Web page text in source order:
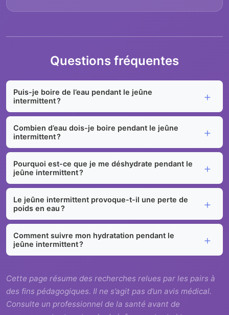
Questions fréquentes
Puis-je boire de l’eau pendant le jeûne
intermittent ?
Combien d’eau dois-je boire pendant le jeûne
intermittent ?
Pourquoi est-ce que je me déshydrate pendant le
jeûne intermittent ?
Le jeûne intermittent provoque-t-il une perte de
poids en eau ?
Comment suivre mon hydratation pendant le
jeûne intermittent ?
Cette page résume des recherches relues par les pairs à
des fins pédagogiques. Il ne s’agit pas d’un avis médical.
Consulte un professionnel de la santé avant de